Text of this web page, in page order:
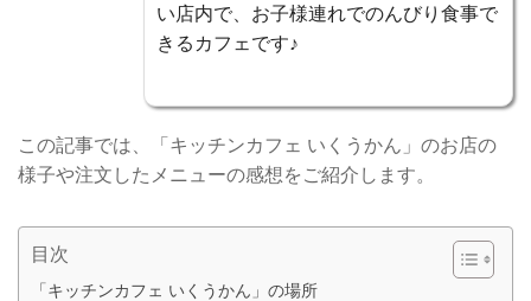
い店内で、お子様連れでのんびり食事で
きるカフェです♪
この記事では、「キッチンカフェ いくうかん」のお店の
様子や注文したメニューの感想をご紹介します。
目次
「キッチンカフェ いくうかん」の場所